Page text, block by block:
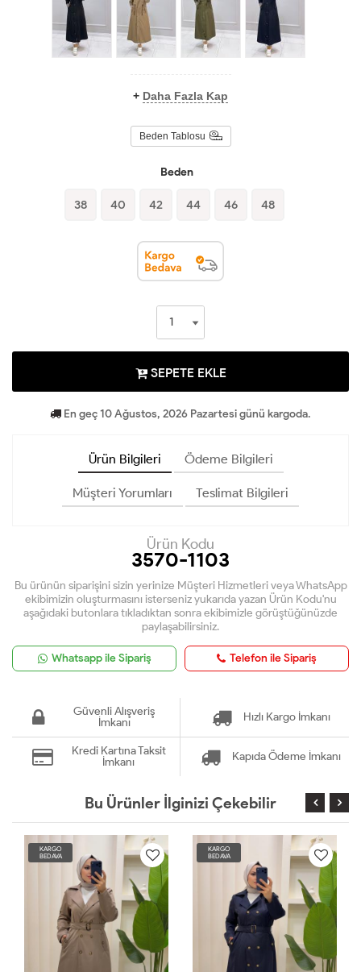
+ Daha Fazla Kap
Beden Tablosu
Beden
38 40 42 44 46 48
SEPETE EKLE
En geç 10 Ağustos, 2026 Pazartesi günü kargoda.
Ürün Bilgileri Ödeme Bilgileri
Müşteri Yorumları Teslimat Bilgileri
Ürün Kodu
3570-1103
Bu ürünün siparişini sizin yerinize Müşteri Hizmetleri veya WhatsApp
ekibimizin oluşturmasını isterseniz yukarıda yazan Ürün Kodu'nu
aşağıdaki butonlara tıkladıktan sonra ekibimizle görüştüğünüzde
paylaşabilirsiniz.
Whatsapp ile Sipariş Telefon ile Sipariş
Güvenli Alışveriş
İmkanı
Hızlı Kargo İmkanı
Kredi Kartına Taksit
İmkanı
Kapıda Ödeme İmkanı
Bu Ürünler İlginizi Çekebilir
KARGO
BEDAVA
KARGO
BEDAVA